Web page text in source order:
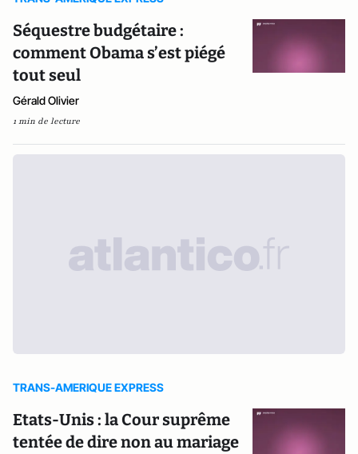
Séquestre budgétaire :
comment Obama s’est piégé
tout seul
Gérald Olivier
1 min de lecture
TRANS-AMERIQUE EXPRESS
Etats-Unis : la Cour suprême
tentée de dire non au mariage